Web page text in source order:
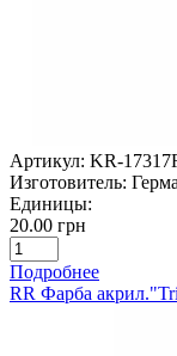
Артикул: KR-
Изготовитель:
Единицы:
20.00 грн
Подробнее
RR Фарба